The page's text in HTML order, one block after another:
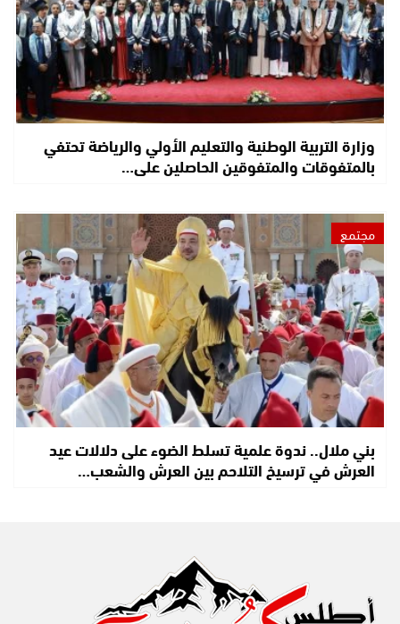
وزارة التربية الوطنية والتعليم الأولي والرياضة تحتفي
بالمتفوقات والمتفوقين الحاصلين على…
مجتمع
بني ملال.. ندوة علمية تسلط الضوء على دلالات عيد
العرش في ترسيخ التلاحم بين العرش والشعب…